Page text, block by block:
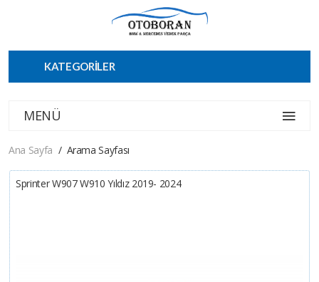
KATEGORİLER
MENÜ
Ana Sayfa Arama Sayfası
Sprinter W907 W910 Yıldız 2019- 2024